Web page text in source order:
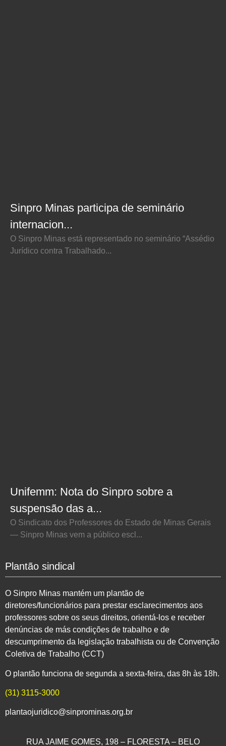
Sinpro Minas participa de seminário
internacion...
O Sinpro Minas está representado no seminário “Assédio
Jurídico contra Trabalhado...
Unifemm: Nota do Sinpro sobre a
suspensão das a...
O Sindicato dos Professores do Estado de Minas Gerais
— Sinpro Minas vem a público escl...
Plantão sindical
O Sinpro Minas mantém um plantão de
diretores/funcionários para prestar esclarecimentos aos
professores sobre os seus direitos, orientá-los e receber
denúncias de más condições de trabalho e de
descumprimento da legislação trabalhista ou de Convenção
Coletiva de Trabalho (CCT)
O plantão funciona de segunda a sexta-feira, das 8h às 18h.
(31) 3115-3000
plantaojuridico@sinprominas.org.br
RUA JAIME GOMES, 198 – FLORESTA – BELO